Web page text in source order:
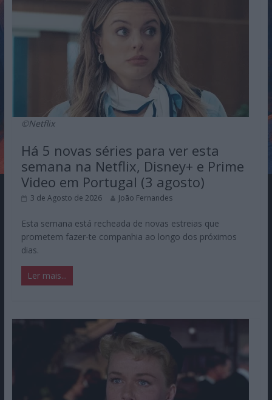
©Netflix
Há 5 novas séries para ver esta
semana na Netflix, Disney+ e Prime
Video em Portugal (3 agosto)
3 de Agosto de 2026 João Fernandes
Esta semana está recheada de novas estreias que
prometem fazer-te companhia ao longo dos próximos
dias.
Ler mais...